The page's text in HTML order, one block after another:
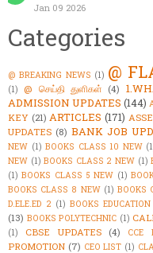
Jan 09 2026
Categories
@ BREAKING NEWS (1) @
(1) @ செய்தி துளிகள் (4)
ADMISSION UPDATES (144)
KEY (21) ARTICLES (171)
UPDATES (8) BANK JOB
NEW (1) BOOKS CLASS 10 NEW
NEW (1) BOOKS CLASS 2 NEW (1)
(1) BOOKS CLASS 5 NEW (1)
BOOKS CLASS 8 NEW (1) BOOKS
D.ELE.ED 2 (1) BOOKS EDUCATION
(13) BOOKS POLYTECHNIC (1)
(1)
CBSE UPDATES (4) CCE
PROMOTION (7) CEO LIST (1)